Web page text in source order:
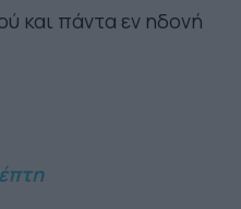
και πάντα εν ηδονή